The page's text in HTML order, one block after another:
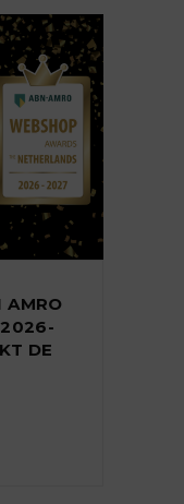
AMRO
2026-
DE